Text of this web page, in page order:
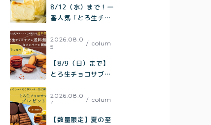
がしキャラメルのチ
ャンククッキー』が
8/12（水）まで！一
番人気「とろ生チー
無料】toroa夏のチ
ーズケーキ祭り開催
中
2026.08.0
5
colum
【8/9（日）まで】
とろ生チョコサブレ
ン開催中！
2026.08.0
4
colum
【数量限定】夏の至